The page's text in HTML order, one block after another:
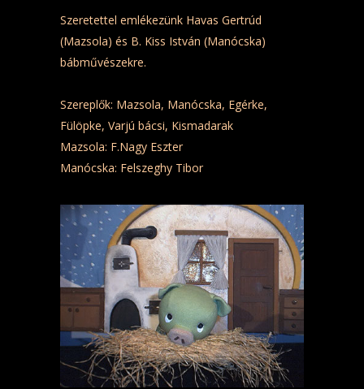
Szeretettel emlékezünk Havas Gertrúd
(Mazsola) és B. Kiss István (Manócska)
bábművészekre.
Szereplők: Mazsola, Manócska, Egérke,
Fülöpke, Varjú bácsi, Kismadarak
Mazsola: F.Nagy Eszter
Manócska: Felszeghy Tibor